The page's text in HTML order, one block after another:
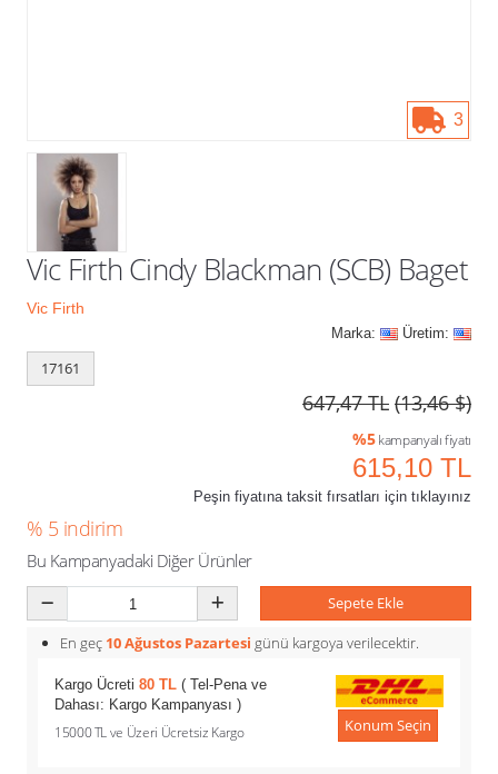
3
Vic Firth Cindy Blackman (SCB) Baget
Vic Firth
Marka: Üretim:
17161
647,47 TL (13,46 $)
%5kampanyalı fiyatı
615,10 TL
Peşin fiyatına taksit fırsatları için tıklayınız
% 5 indirim
Bu Kampanyadaki Diğer Ürünler
Sepete Ekle
En geç 10 Ağustos Pazartesi günü kargoya verilecektir.
Kargo Ücreti 80 TL ( Tel-Pena ve
Dahası: Kargo Kampanyası )
15000 TL ve Üzeri Ücretsiz Kargo Konum Seçin